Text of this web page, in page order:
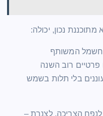
נכון, יכולה:
המשותף
פרטיים רוב השנה
בלי תלות בשמש
הצריכה, לצנרת –